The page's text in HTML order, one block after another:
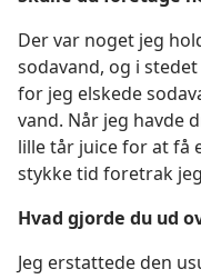
Der var noget jeg
sodavand, og i
for jeg elskede
vand. Når jeg havde
lille tår juice for at få
stykke tid foretrak
Hvad gjorde du ud
Jeg erstattede den